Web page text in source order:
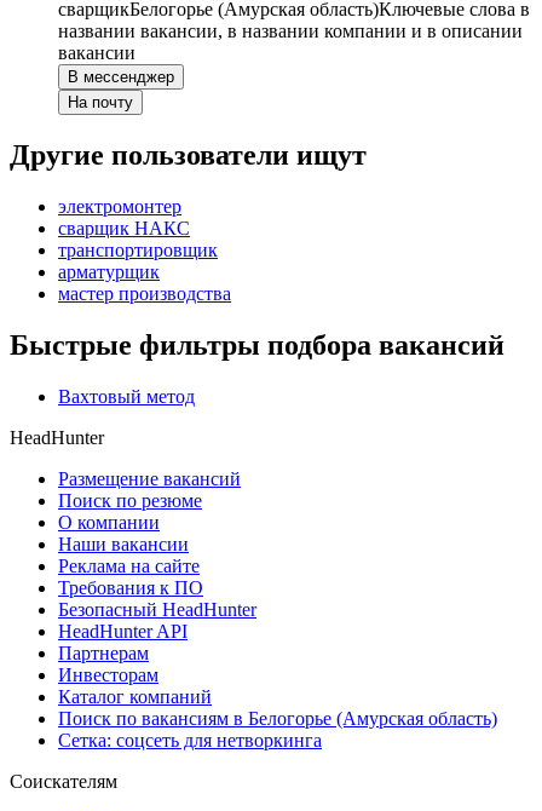
сварщикБелогорье (Амурская область)Ключевые слова в
названии вакансии, в названии компании и в описании
вакансии
В мессенджер
На почту
Другие пользователи ищут
электромонтер
сварщик НАКС
транспортировщик
арматурщик
мастер производства
Быстрые фильтры подбора вакансий
Вахтовый метод
HeadHunter
Размещение вакансий
Поиск по резюме
О компании
Наши вакансии
Реклама на сайте
Требования к ПО
Безопасный HeadHunter
HeadHunter API
Партнерам
Инвесторам
Каталог компаний
Поиск по вакансиям в Белогорье (Амурская область)
Сетка: соцсеть для нетворкинга
Соискателям